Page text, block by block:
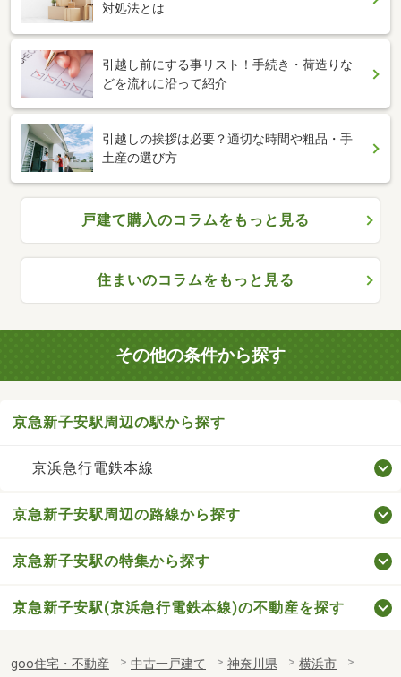
対処法とは
引越し前にする事リスト！手続き・荷造りな
どを流れに沿って紹介
引越しの挨拶は必要？適切な時間や粗品・手
土産の選び方
戸建て購入のコラムをもっと見る
住まいのコラムをもっと見る
その他の条件から探す
京急新子安駅周辺の駅から探す
京浜急行電鉄本線
京急新子安駅周辺の路線から探す
京急新子安駅の特集から探す
京急新子安駅(京浜急行電鉄本線)の不動産を探す
goo住宅・不動産 中古一戸建て 神奈川県
横浜市